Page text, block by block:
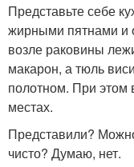
Представьте себе
жирными пятнами и
возле раковины
макарон, а тюль
полотном. При этом
местах.
Представили?
чисто? Думаю, нет.